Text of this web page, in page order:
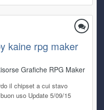
kaine rpg maker
Grafiche RPG Maker
il chipset a cui stavo
uso Update 5/09/15